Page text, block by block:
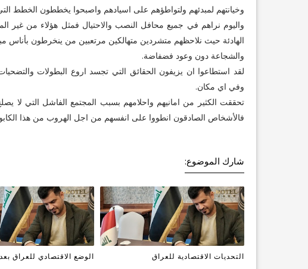
وخيانتهم لمبدئهم ولتواطؤهم على اسيادهم واصبحوا يخططون الخطط التي
واليوم نراهم في جميع محافل النصب والاحتيال فمثل هؤلاء من غير
الهادئة حيث نلاحظهم متشردين متهالكين مرتعبين من ينخرطون بأناس
والشجاعة دون وعود فضفاضة.
لقد استطاعوا ان يزيفون الحقائق التي تجسد اروع البطولات
وفي اي مكان.
تحققت الكثير من امانيهم واحلامهم بسبب المجتمع الفاشل التي لا
فالأشخاص الصادقون انطووا على انفسهم من اجل الهروب من هذا
شارك الموضوع:
التحديات الاقتصادية للعراق الوضع الاقتصادي للعراق بعد عام